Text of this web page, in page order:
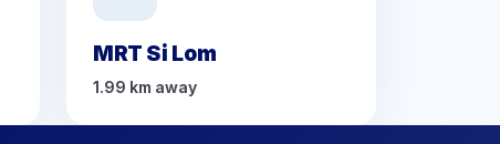
MRT Si Lom
1.99 km away